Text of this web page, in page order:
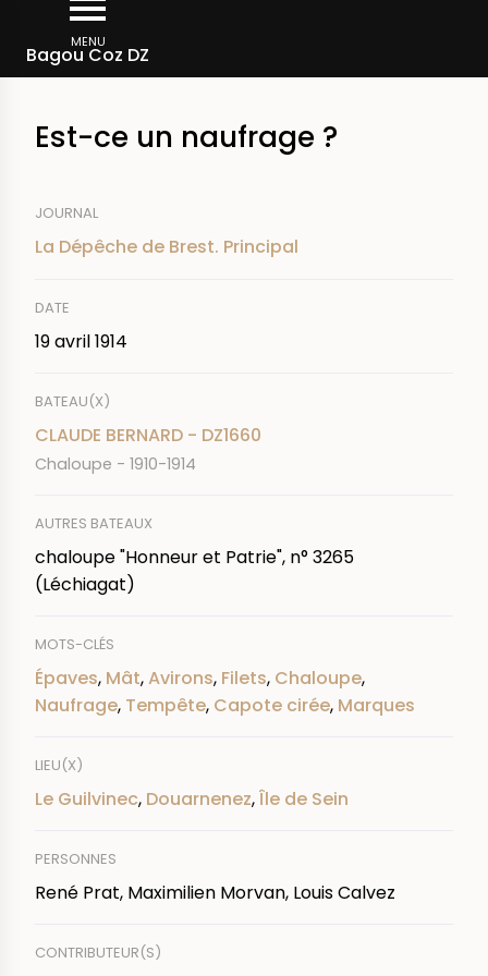
contenu
MENU
Bagou Coz DZ
d'Ariane
Rechercher dans la presse
Est-ce un naufrage ?
JOURNAL
La Dépêche de Brest. Principal
DATE
19 avril 1914
BATEAU(X)
CLAUDE BERNARD - DZ1660
Chaloupe - 1910-1914
AUTRES BATEAUX
chaloupe "Honneur et Patrie", n° 3265
(Léchiagat)
MOTS-CLÉS
Épaves, Mât,Avirons, Filets, Chaloupe,
Naufrage, Tempête, Capote cirée, Marques
LIEU(X)
Le Guilvinec, Douarnenez,Île de Sein
PERSONNES
René Prat, Maximilien Morvan, Louis Calvez
CONTRIBUTEUR(S)